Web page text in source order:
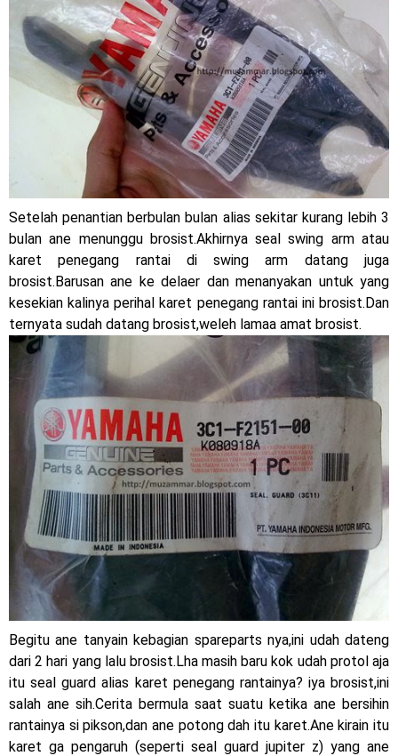
Jelajah Petualangan Tanpa Batas
Yamalube Power XP Matic resmi dirilis untuk skutik Blue
Core 125cc dengan mobilitas tinggi
Yamaha Indonesia Rilis Warna Baru Fazzio Hybrid yang lebih
Eye Catchy & Kece Abis
Sudah pakai diskbrake belakang ! Yamaha Indonesia Resmi
perkenalkan Aerox Alpha 155 Turbo !
Yamaha Nmax Turbo 155 sudah lahir, Aerox Turbo hanya
tinggal menunggu waktu ?
Honda Indonesia resmi jual New CBR 1000RR-R Fireblade
2025, harganya mantap !
Dukung MotoGP Mandalika 2024, AHM serahkan 10 unit
motor listrik EM1 e
Yamaha Indonesia resmi luncurkan Nmax 155 Turbo
Sudah pakai winglet Karbon, Yamaha resmi merilis YZF-R1
dan YZF-R1M model 2025 !
Begini penampakan livery Kawasaki Ninja ZX-25RR KRT
Edition 2025
Berkenalan dengan KTM 990 RC R, jagoan baru dari KTM !
Yamaha Rilis New R15M versi 2024, makin sangar !
Penampakan tim Red Bull KTM Factory Racing musim 2024 !
Setelah penantian berbulan bulan alias sekitar kurang lebih 3
bulan ane menunggu brosist.Akhirnya seal swing arm atau
karet penegang rantai di swing arm datang juga
brosist.Barusan ane ke delaer dan menanyakan untuk yang
kesekian kalinya perihal karet penegang rantai ini brosist.Dan
ternyata sudah datang brosist,weleh lamaa amat brosist.
Begitu ane tanyain kebagian spareparts nya,ini udah dateng
dari 2 hari yang lalu brosist.Lha masih baru kok udah protol aja
itu seal guard alias karet penegang rantainya? iya brosist,ini
salah ane sih.Cerita bermula saat suatu ketika ane bersihin
rantainya si pikson,dan ane potong dah itu karet.Ane kirain itu
karet ga pengaruh (seperti seal guard jupiter z) yang ane